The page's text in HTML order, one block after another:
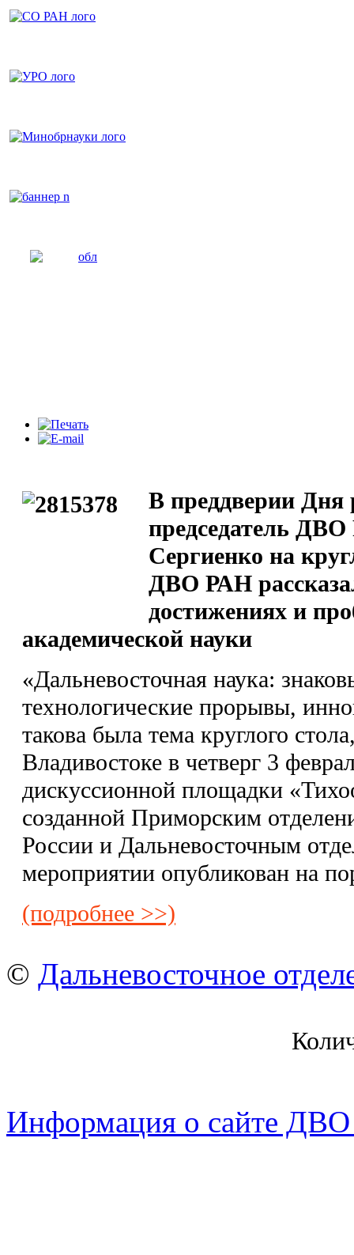
В преддверии Дня
председатель
Сергиенко на
ДВО РАН
достижениях и
академической науки
«Дальневосточная наука:
технологические прорывы,
такова была тема круглого
Владивостоке в четверг 3
дискуссионной площадки
созданной Приморским
России и Дальневосточным
мероприятии опубликован на
(подробнее >>)
© Дальневосточное
Информация о сайте